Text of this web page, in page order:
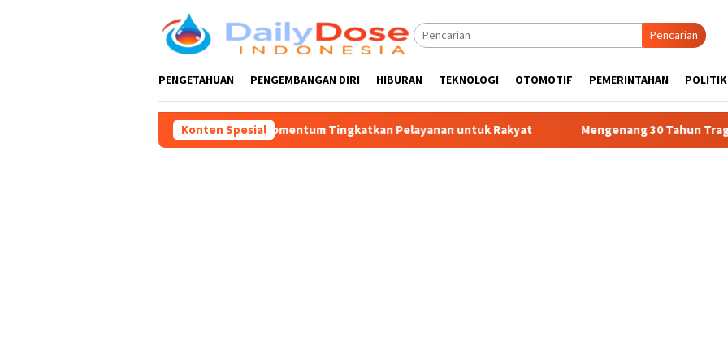
Pencarian
PENGETAHUAN PENGEMBANGAN DIRI HIBURAN TEKNOLOGI OTOMOTIF PEMERINTAHAN POLITIK
Konten Spesial
Supriadi: Harus Jadi Momentum Tingkatkan Pelayanan untuk Rakyat Mengenang 30 Tahun Tragedi Kudatuli: Sejarah